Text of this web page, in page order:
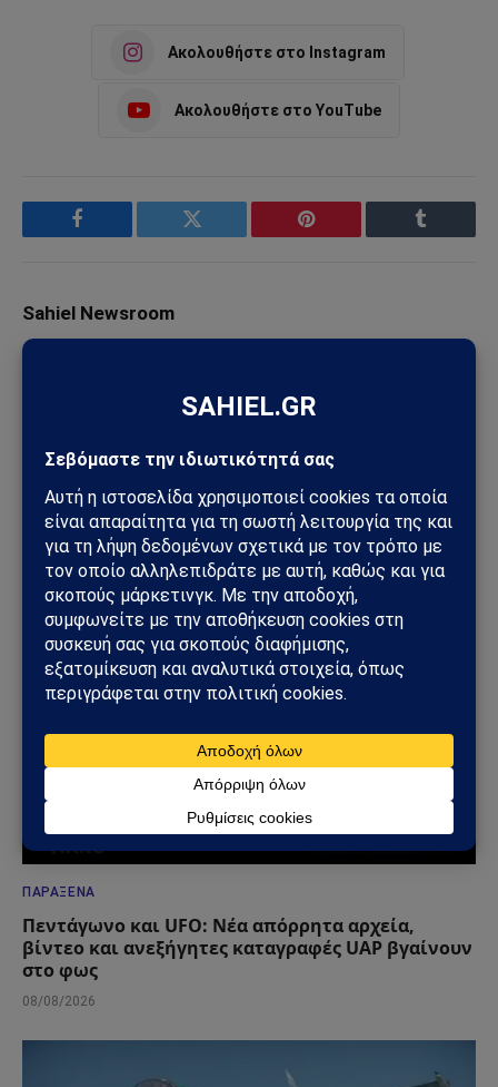
Ακολουθήστε στο Instagram
Ακολουθήστε στο YouTube
Facebook Twitter Pinterest Tumblr
Sahiel Newsroom
Το Sahiel.gr είναι ανεξάρτητη ψηφιακή πύλη ενημέρωσης
και ανάλυσης με έμφαση στη γεωπολιτική, τη διεθνή
που επηρεάζουν την Ελλάδα και τον ευρύτερο ελληνισμό.
ΔΕΙΤΕ ΕΠΙΣΗΣ →
ΠΑΡΆΞΕΝΑ
Πεντάγωνο και UFO: Νέα απόρρητα αρχεία,
βίντεο και ανεξήγητες καταγραφές UAP βγαίνουν
στο φως
08/08/2026